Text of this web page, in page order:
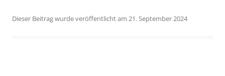
Dieser Beitrag wurde veröffentlicht am 21. September 2024